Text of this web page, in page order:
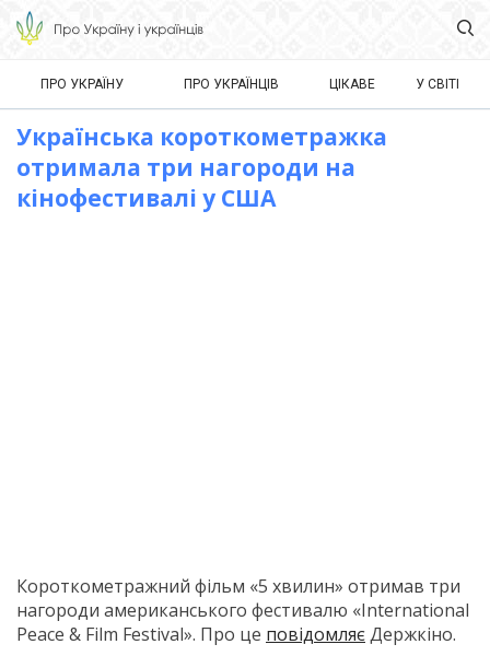
ПРО УКРАЇНУ ПРО УКРАЇНЦІВ ЦІКАВЕ У СВІТІ
Українська короткометражка
отримала три нагороди на
кінофестивалі у США
Короткометражний фільм «5 хвилин» отримав три
нагороди американського фестивалю «International
Peace & Film Festival». Про це повідомляєДержкіно.